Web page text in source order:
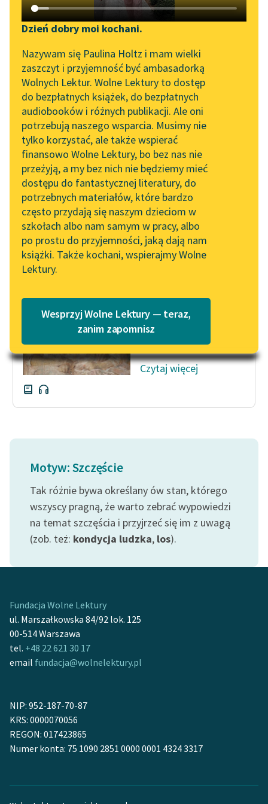
Katalog DAISY
Podkasty o książkach
Zgłoś brak utworu
Aktualności
Zapraszamy na spotkanie
online z tłumaczkami
literatury skandynawskiej
Spotkanie z Katarzyną
Tunkiel w Oslo
Wolne Lektury na 32.
Pol’and’Rock Festivalu
„Kochanek Lady
Chatterley” do słuchania
na Wolnych Lekturach
Nowy audiobook –
„Marzenie o Oriencie”
Lektury szkolne i klasyka
literatury do słuchania dla
uczennic i uczniów z
szkolnych i literatury do
uczniów z
Feministyczne inspiracje.
Popularyzacja
skandynawskiej literatury
feministycznej
twórców przechodzących
do domeny publicznej,
lektur szkolnych oraz
Starego Testamentu
Szkoła Poezji Wolnych
Lektur
Narzędzia
Mapa Wolnych Lektur
Leśmianator
Przewodnik dla piszących i
czytających
API
OAI-PMH
Widget Wolnych Lektur
Przypisy
Katalog w formacie PDF
O nas
Dzień dobry moi kochani.
Nazywam się Paulina Holtz i mam wielki
zaszczyt i przyjemność być ambasadorką
Wolnych Lektur. Wolne Lektury to dostęp
do bezpłatnych książek, do bezpłatnych
audiobooków i różnych publikacji. Ale oni
potrzebują naszego wsparcia. Musimy nie
tylko korzystać, ale także wspierać
finansowo Wolne Lektury, bo bez nas nie
przeżyją, a my bez nich nie będziemy mieć
dostępu do fantastycznej literatury, do
potrzebnych materiałów, które bardzo
często przydają się naszym dzieciom w
szkołach albo nam samym w pracy, albo
po prostu do przyjemności, jaką dają nam
książki. Także kochani, wspierajmy Wolne
Lektury.
Wesprzyj Wolne Lektury — teraz,
zanim zapomnisz
Frances Hodgson Burnett
Gdy Becky schodziła ze
schodów, nie była już
tą samą Becky, która z
trudem gramoliła...
Czytaj więcej
Frances Hodgson Burnett
Mała księżniczka
co to śmiech; nie
nastrajało ją do
radości jej smutne...
Czytaj więcej
Motyw: Szczęście
Tak różnie bywa określany ów stan, którego
wszyscy pragną, że warto zebrać wypowiedzi
na temat szczęścia i przyjrzeć się im z uwagą
(zob. też: kondycja ludzka, los).
Fundacja Wolne Lektury
ul. Marszałkowska 84/92 lok. 125
00-514 Warszawa
tel. +48 22 621 30 17
email fundacja@wolnelektury.pl
NIP: 952-187-70-87
KRS: 0000070056
REGON: 017423865
Numer konta: 75 1090 2851 0000 0001 4324 3317